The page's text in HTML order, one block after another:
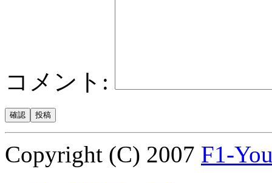
コメント:
Copyright (C) 2007 F1-